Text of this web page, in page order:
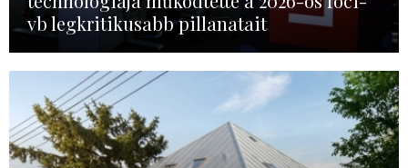
vb legkritikusabb pillanatait